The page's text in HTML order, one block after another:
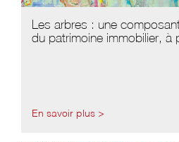
Les arbres : une
du patrimoine immobilier, à
En savoir plus >